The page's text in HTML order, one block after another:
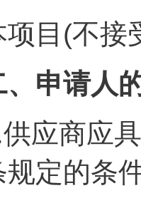
项目(不接
、申请人
供应商应
规定的条